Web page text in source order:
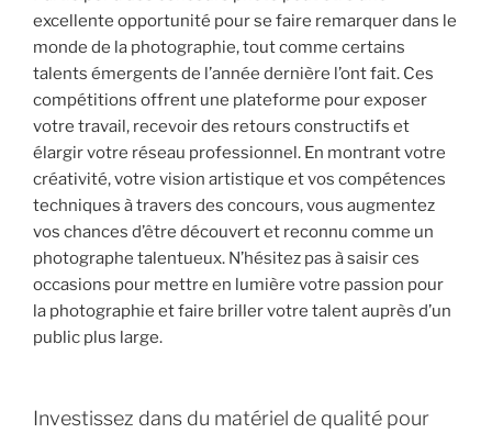
excellente opportunité pour se faire remarquer dans le
monde de la photographie, tout comme certains
talents émergents de l’année dernière l’ont fait. Ces
compétitions offrent une plateforme pour exposer
votre travail, recevoir des retours constructifs et
élargir votre réseau professionnel. En montrant votre
créativité, votre vision artistique et vos compétences
techniques à travers des concours, vous augmentez
vos chances d’être découvert et reconnu comme un
photographe talentueux. N’hésitez pas à saisir ces
occasions pour mettre en lumière votre passion pour
la photographie et faire briller votre talent auprès d’un
public plus large.
Investissez dans du matériel de qualité pour